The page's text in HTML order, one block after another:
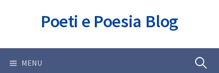
Poeti e Poesia Blog
MENU Ricerca